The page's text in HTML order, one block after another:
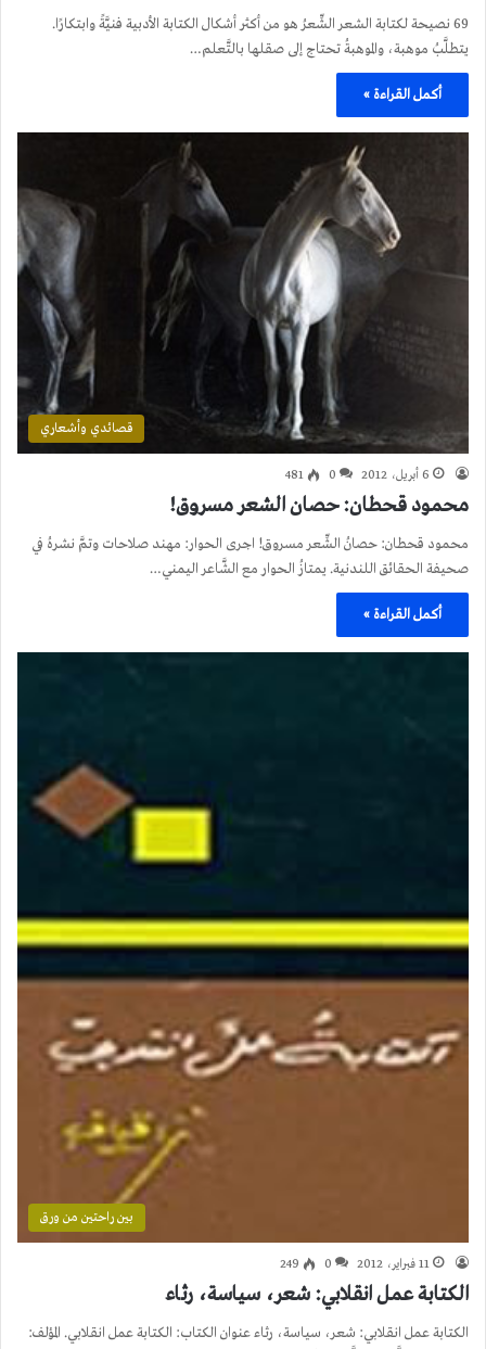
69 نصيحة لكتابة الشعر الشِّعرُ هو من أكثر أشكال الكتابة الأدبية فنيَّةً وابتكارًا.
يتطلَّبُ موهبة، والموهبةُ تحتاج إلى صقلها بالتَّعلم…
أكمل القراءة »
قصائدي وأشعاري
6 أبريل، 2012 0
481
محمود قحطان: حصان الشعر مسروق!
محمود قحطان: حصانُ الشِّعر مسروق! اجرى الحوار: مهند صلاحات وتمَّ نشرهُ في
صحيفة الحقائق اللندنية. يمتازُ الحوار مع الشَّاعر اليمني…
أكمل القراءة »
بين راحتين من ورق
11 فبراير، 2012 0
249
الكتابة عمل انقلابي: شعر، سياسة، رثاء
الكتابة عمل انقلابي: شعر، سياسة، رثاء عنوان الكتاب: الكتابة عمل انقلابي. المؤلف: